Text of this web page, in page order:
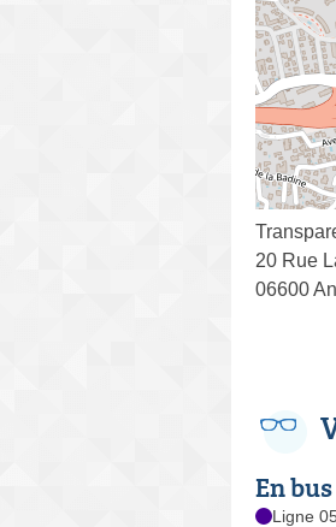
20 Rue
06600
En bus
Ligne